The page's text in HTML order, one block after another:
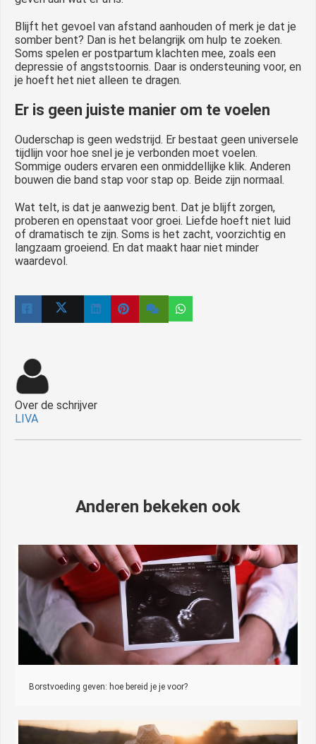
Blijft het gevoel van afstand aanhouden of merk je dat je
somber bent? Dan is het belangrijk om hulp te zoeken.
Soms spelen er postpartum klachten mee, zoals een
depressie of angststoornis. Daar is ondersteuning voor, en
je hoeft het niet alleen te dragen.
Er is geen juiste manier om te voelen
Ouderschap is geen wedstrijd. Er bestaat geen universele
tijdlijn voor hoe snel je je verbonden moet voelen.
Sommige ouders ervaren een onmiddellijke klik. Anderen
bouwen die band stap voor stap op. Beide zijn normaal.
Wat telt, is dat je aanwezig bent. Dat je blijft zorgen,
proberen en openstaat voor groei. Liefde hoeft niet luid
of dramatisch te zijn. Soms is het zacht, voorzichtig en
langzaam groeiend. En dat maakt haar niet minder
waardevol.
Over de schrijver
LIVA
Anderen bekeken ook
Borstvoeding geven: hoe bereid je je voor?